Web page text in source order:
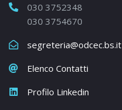
030 3752348
030 3754670
segreteria@odcec.bs.it
Elenco Contatti
Profilo Linkedin